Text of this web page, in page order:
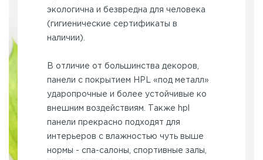
экологична и безвредна для человека
(гигиенические сертификаты в
наличии).
В отличие от большинства декоров,
панели с покрытием HPL «под металл»
ударопрочные и более устойчивые ко
внешним воздействиям. Также hpl
панели прекрасно подходят для
интерьеров с влажностью чуть выше
нормы - спа-салоны, спортивные залы,